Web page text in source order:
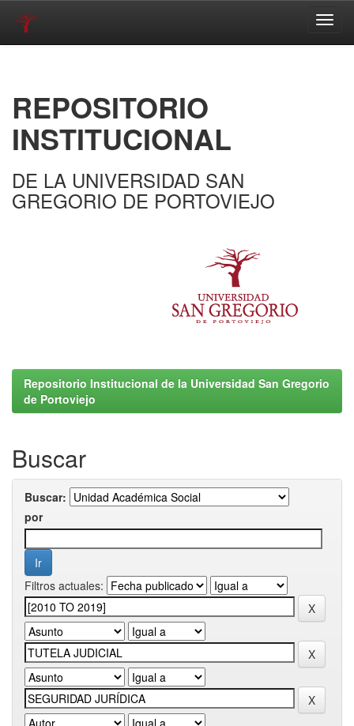
REPOSITORIO
INSTITUCIONAL
DE LA UNIVERSIDAD SAN
GREGORIO DE PORTOVIEJO
Repositorio Institucional de la Universidad San Gregorio
de Portoviejo
Buscar
Buscar:
por
Filtros actuales: